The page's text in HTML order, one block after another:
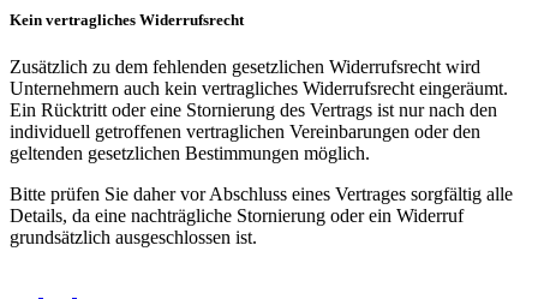
Kein vertragliches Widerrufsrecht
Zusätzlich zu dem fehlenden gesetzlichen Widerrufsrecht wird
Unternehmern auch kein vertragliches Widerrufsrecht eingeräumt.
Ein Rücktritt oder eine Stornierung des Vertrags ist nur nach den
individuell getroffenen vertraglichen Vereinbarungen oder den
geltenden gesetzlichen Bestimmungen möglich.
Bitte prüfen Sie daher vor Abschluss eines Vertrages sorgfältig alle
Details, da eine nachträgliche Stornierung oder ein Widerruf
grundsätzlich ausgeschlossen ist.